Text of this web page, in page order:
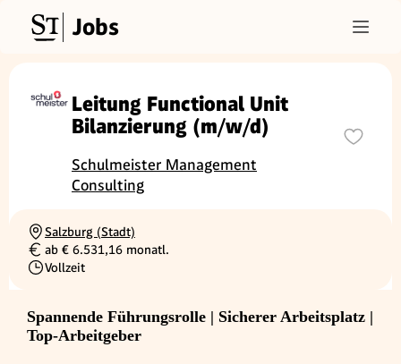
Jobs
Leitung Functional Unit
Bilanzierung (m/w/d)
Schulmeister Management
Consulting
Ortschaft
Salzburg (Stadt)
Gehalt
ab € 6.531,16 monatl.
Beschäftigungsart
Vollzeit
Spannende Führungsrolle | Sicherer Arbeitsplatz |
Top-Arbeitgeber